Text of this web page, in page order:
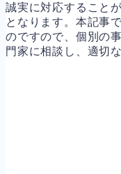
誠実に対応すること
となります。本記事
のですので、個別の
門家に相談し、適切